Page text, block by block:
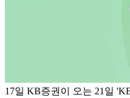
17일 KB증권이 오는 21일